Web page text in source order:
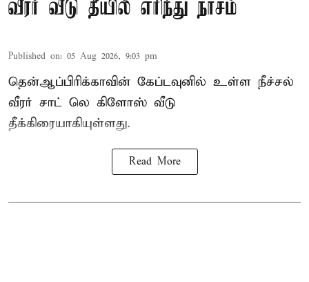
வீரர் வீடு தீயில் எரிந்து நாசம்
Published on: 05 Aug 2026, 9:03 pm
தென்ஆப்பிரிக்காவின் கேப்டவுனில் உள்ள நீச்சல்
வீரர் சாட் லெ கிளோஸ் வீடு
தீக்கிரையாகியுள்ளது.
Read More